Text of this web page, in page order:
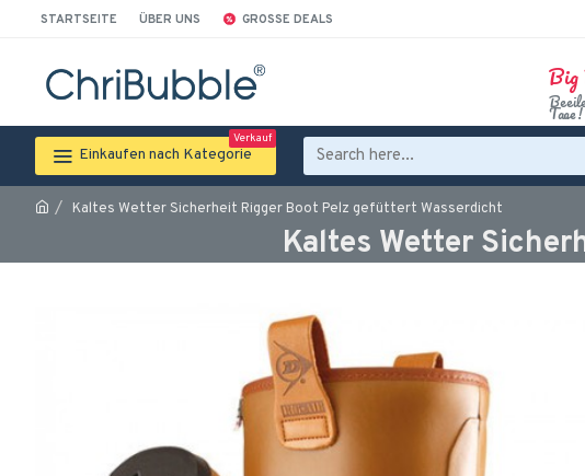
STARTSEITE ÜBER UNS GROSSE DEALS
Big
Tage!
Einkaufen nach Kategorie
Verkauf
Kaltes Wetter Sicherheit Rigger Boot Pelz gefüttert Wasserdicht
Kaltes Wetter